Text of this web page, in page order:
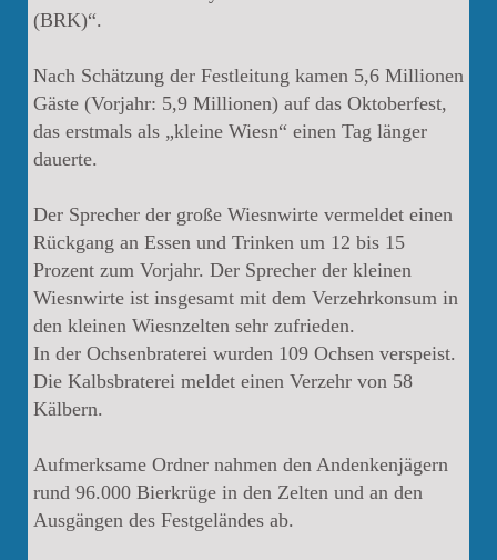
(BRK)“.
Nach Schätzung der Festleitung kamen 5,6 Millionen
Gäste (Vorjahr: 5,9 Millionen) auf das Oktoberfest,
das erstmals als „kleine Wiesn“ einen Tag länger
dauerte.
Der Sprecher der große Wiesnwirte vermeldet einen
Rückgang an Essen und Trinken um 12 bis 15
Prozent zum Vorjahr. Der Sprecher der kleinen
Wiesnwirte ist insgesamt mit dem Verzehrkonsum in
den kleinen Wiesnzelten sehr zufrieden.
In der Ochsenbraterei wurden 109 Ochsen verspeist.
Die Kalbsbraterei meldet einen Verzehr von 58
Kälbern.
Aufmerksame Ordner nahmen den Andenkenjägern
rund 96.000 Bierkrüge in den Zelten und an den
Ausgängen des Festgeländes ab.